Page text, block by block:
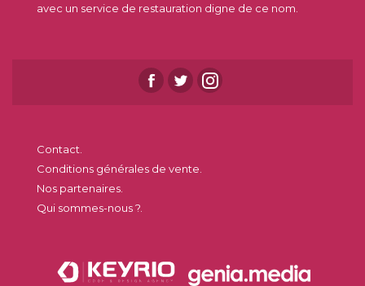
avec un service de restauration digne de ce nom.
Contact.
Conditions générales de vente.
Nos partenaires.
Qui sommes-nous ?.